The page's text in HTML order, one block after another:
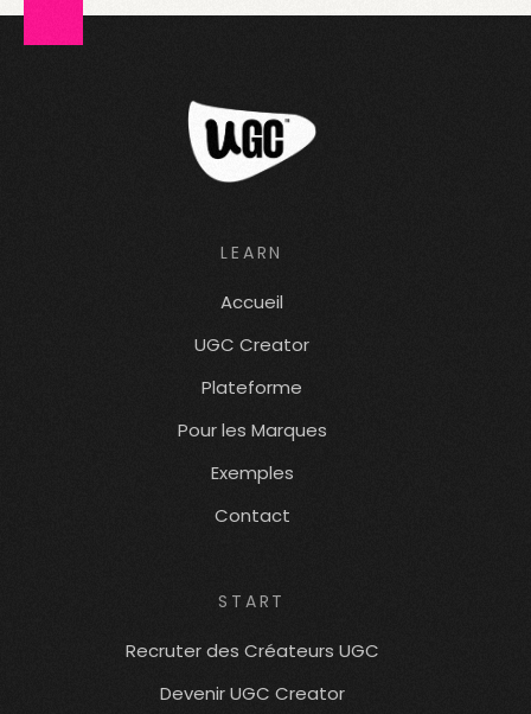
LEARN
Accueil
UGC Creator
Plateforme
Pour les Marques
Exemples
Contact
START
Recruter des Créateurs UGC
Devenir UGC Creator